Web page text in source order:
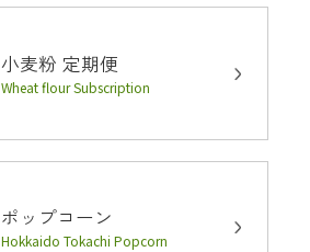
小麦粉 定期便
Wheat flour Subscription
ポップコーン
Hokkaido Tokachi Popcorn